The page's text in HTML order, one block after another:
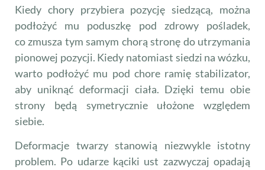
Kiedy chory przybiera pozycję siedzącą, można
podłożyć mu poduszkę pod zdrowy pośladek,
co zmusza tym samym chorą stronę do utrzymania
pionowej pozycji. Kiedy natomiast siedzi na wózku,
warto podłożyć mu pod chore ramię stabilizator,
aby uniknąć deformacji ciała. Dzięki temu obie
strony będą symetrycznie ułożone względem
siebie.
Deformacje twarzy stanowią niezwykle istotny
problem. Po udarze kąciki ust zazwyczaj opadają